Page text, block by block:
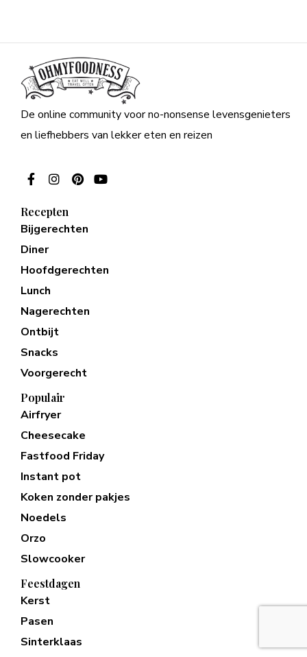
De online community voor no-nonsense levensgenieters
en liefhebbers van lekker eten en reizen
Recepten
Bijgerechten
Diner
Hoofdgerechten
Lunch
Nagerechten
Ontbijt
Snacks
Voorgerecht
Populair
Airfryer
Cheesecake
Fastfood Friday
Instant pot
Koken zonder pakjes
Noedels
Orzo
Slowcooker
Feestdagen
Kerst
Pasen
Sinterklaas